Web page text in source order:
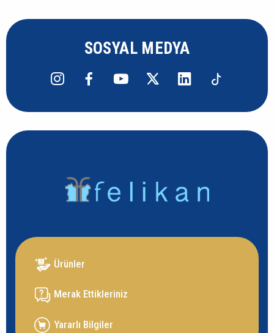
SOSYAL MEDYA
Ürünler
Merak Ettikleriniz
Yararlı Bilgiler